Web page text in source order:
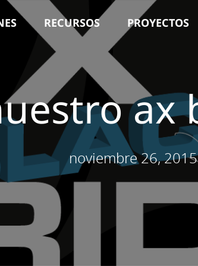
RECURSOS PROYECTOS
noviembre 26, 2015